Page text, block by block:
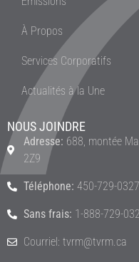
À Propos
Services Corporatifs
Actualités à la Une
NOUS JOINDRE
Adresse: 688, montée
2Z9
Téléphone: 450-729-0327
Sans frais: 1-888-729-
Courriel: tvrm@tvrm.ca